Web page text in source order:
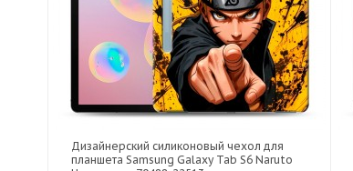
Дизайнерский силиконовый чехол для
планшета Samsung Galaxy Tab S6 Naruto